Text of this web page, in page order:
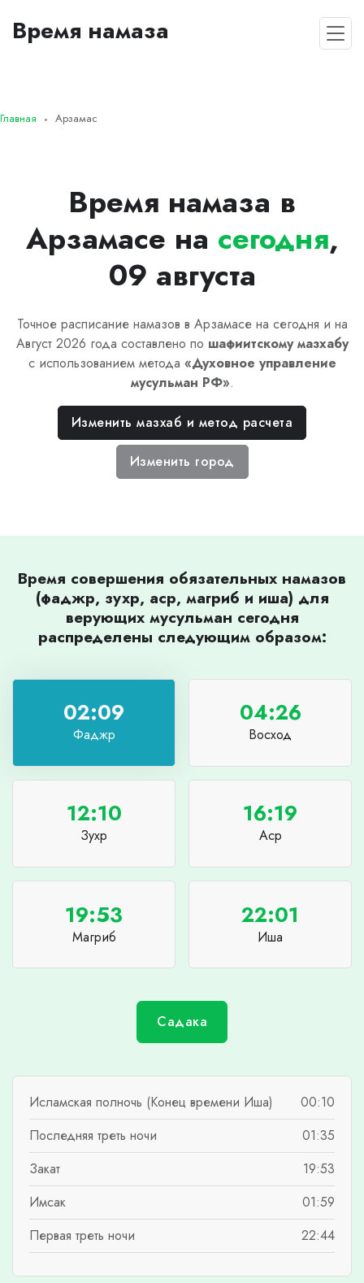
Время намаза
Главная Арзамас
Время намаза в
Арзамасе на сегодня,
09 августа
Точное расписание намазов в Арзамасе на сегодня и на
Август 2026 года составлено по шафиитскомумазхабу
с использованием метода «Духовное управление
мусульман РФ».
Изменить мазхаб и метод расчета
Изменить город
Время совершения обязательных намазов
(фаджр, зухр, аср, магриб и иша) для
верующих мусульман сегодня
распределены следующим образом:
02:09
Фаджр
04:26
Восход
12:10
Зухр
16:19
Аср
19:53
Магриб
22:01
Иша
Садака
Исламская полночь (Конец времени Иша)
00:10
Последняя треть ночи
01:35
Закат
19:53
Имсак
01:59
Первая треть ночи
22:44